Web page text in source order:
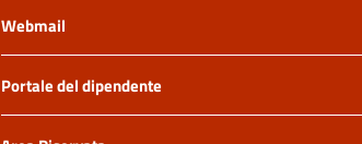
Webmail
Portale del dipendente